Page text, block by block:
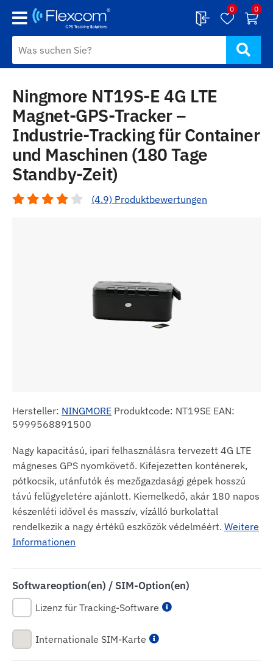
0 0
Ningmore NT19S-E 4G LTE
Magnet-GPS-Tracker –
Industrie-Tracking für Container
und Maschinen (180 Tage
Standby-Zeit)
(4.9) Produktbewertungen
Hersteller: NINGMORE Produktcode: NT19SE EAN:
5999568891500
Nagy kapacitású, ipari felhasználásra tervezett 4G LTE
mágneses GPS nyomkövető. Kifejezetten konténerek,
pótkocsik, utánfutók és mezőgazdasági gépek hosszú
távú felügyeletére ajánlott. Kiemelkedő, akár 180 napos
készenléti idővel és masszív, vízálló burkolattal
rendelkezik a nagy értékű eszközök védelméért. Weitere
Informationen
Softwareoption(en) / SIM-Option(en)
Lizenz für Tracking-Software
Internationale SIM-Karte